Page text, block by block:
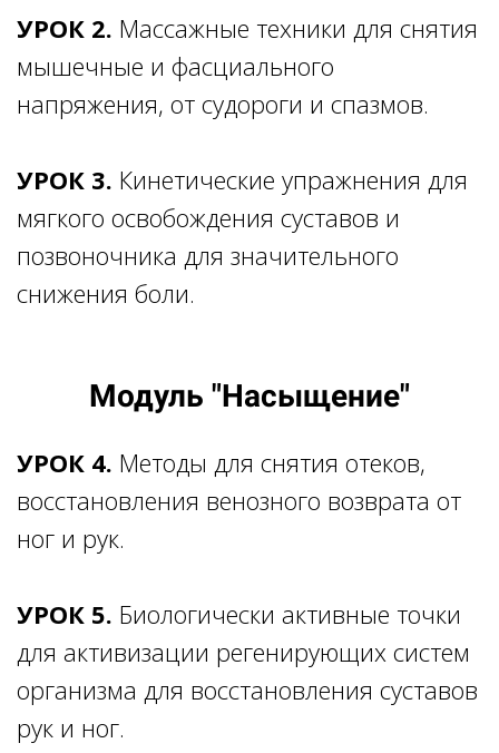
УРОК 2. Массажные техники для снятия
мышечные и фасциального
напряжения, от судороги и спазмов.
УРОК 3. Кинетические упражнения для
мягкого освобождения суставов и
позвоночника для значительного
снижения боли.
Модуль "Насыщение"
УРОК 4. Методы для снятия отеков,
восстановления венозного возврата от
ног и рук.
УРОК 5. Биологически активные точки
для активизации регенирующих систем
организма для восстановления суставов
рук и ног.